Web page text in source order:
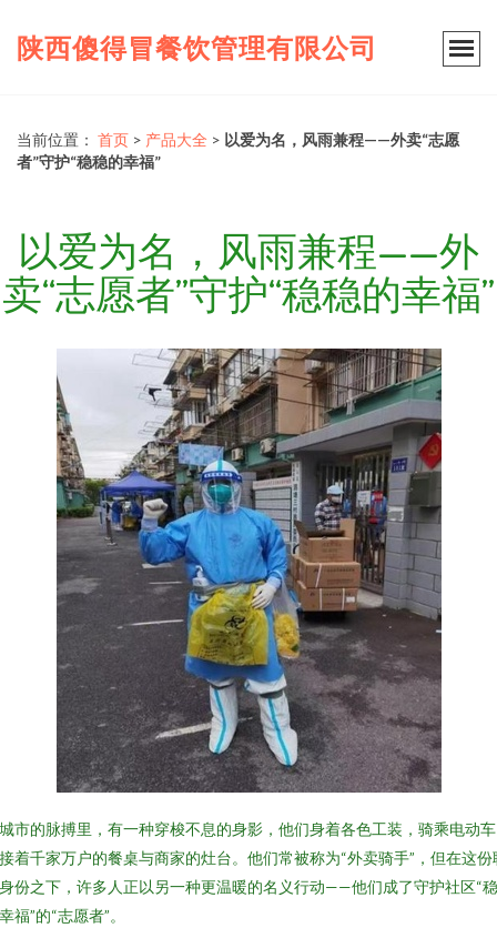
陕西傻得冒餐饮管理有限公司
当前位置： 首页 > 产品大全 > 以爱为名，风雨兼程——外卖“志愿
者”守护“稳稳的幸福”
以爱为名，风雨兼程——外
卖“志愿者”守护“稳稳的幸福”
市的脉搏里，有一种穿梭不息的身影，他们身着各色工装，骑乘电动
着千家万户的餐桌与商家的灶台。他们常被称为“外卖骑手”，但在这份
份之下，许多人正以另一种更温暖的名义行动——他们成了守护社区“
福”的“志愿者”。